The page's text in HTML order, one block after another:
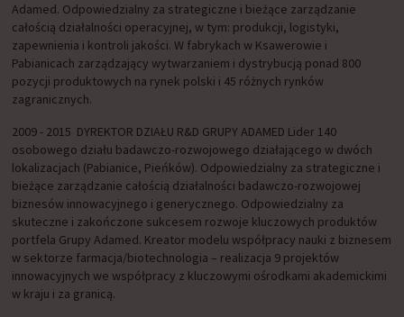
Adamed. Odpowiedzialny za strategiczne i bieżące zarządzanie
całością działalności operacyjnej, w tym: produkcji, logistyki,
zapewnienia i kontroli jakości. W fabrykach w Ksawerowie i
Pabianicach zarządzający wytwarzaniem i dystrybucją ponad 800
pozycji produktowych na rynek polski i 45 różnych rynków
zagranicznych.
2009 - 2015 DYREKTOR DZIAŁU R&D GRUPY ADAMED Lider 140
osobowego działu badawczo-rozwojowego działającego w dwóch
lokalizacjach (Pabianice, Pieńków). Odpowiedzialny za strategiczne i
bieżące zarządzanie całością działalności badawczo-rozwojowej
biznesów innowacyjnego i generycznego. Odpowiedzialny za
skuteczne i zakończone sukcesem rozwoje kluczowych produktów
portfela Grupy Adamed. Kreator modelu współpracy nauki z biznesem
w sektorze farmacja/biotechnologia – realizacja 9 projektów
innowacyjnych we współpracy z kluczowymi ośrodkami akademickimi
w kraju i za granicą.